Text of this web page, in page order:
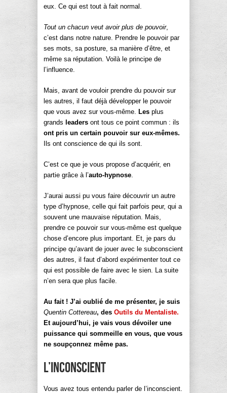
eux. Ce qui est tout à fait normal.
Tout un chacun veut avoir plus de pouvoir,
c’est dans notre nature. Prendre le pouvoir par
ses mots, sa posture, sa manière d’être, et
même sa réputation. Voilà le principe de
l’influence.
Mais, avant de vouloir prendre du pouvoir sur
les autres, il faut déjà développer le pouvoir
que vous avez sur vous-même. Les plus
grands leaders ont tous ce point commun : ils
ont pris un certain pouvoir sur eux-mêmes.
Ils ont conscience de qui ils sont.
C’est ce que je vous propose d’acquérir, en
partie grâce à l’auto-hypnose
J’aurai aussi pu vous faire découvrir un autre
type d’hypnose, celle qui fait parfois peur, qui a
souvent une mauvaise réputation. Mais,
prendre ce pouvoir sur vous-même est quelque
chose d’encore plus important. Et, je pars du
principe qu’avant de jouer avec le subconscient
des autres, il faut d’abord expérimenter tout ce
qui est possible de faire avec le sien. La suite
n’en sera que plus facile.
Au fait ! J’ai oublié de me présenter, je suis
Quentin Cottereau, des Outils du Mentaliste.
Et aujourd’hui, je vais vous dévoiler une
puissance qui sommeille en vous, que vous
ne soupçonnez même pas.
L’inconscient
Vous avez tous entendu parler de l’inconscient.